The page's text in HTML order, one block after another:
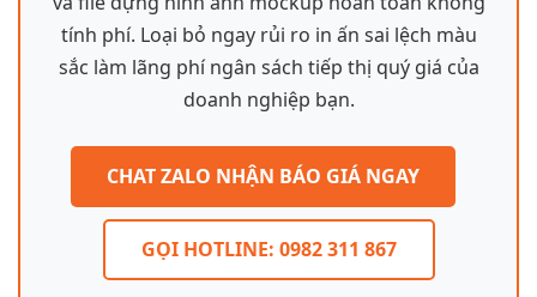
tính phí. Loại bỏ ngay rủi ro in ấn sai lệch màu
sắc làm lãng phí ngân sách tiếp thị quý giá của
doanh nghiệp bạn.
CHAT ZALO NHẬN BÁO GIÁ NGAY
GỌI HOTLINE: 0982 311 867